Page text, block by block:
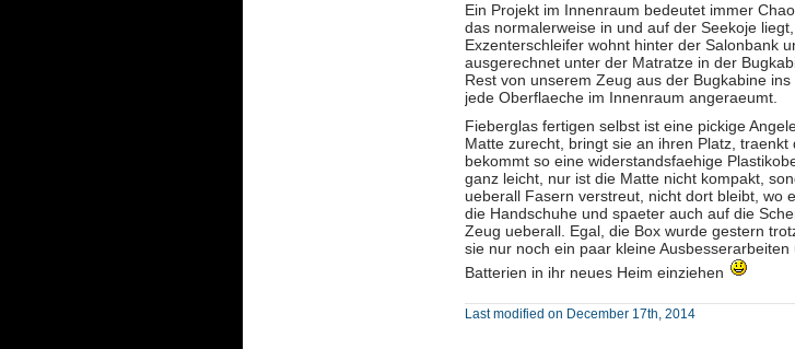
Ein Projekt im Innenraum bedeutet immer
das normalerweise in und auf der Seekoje
Exzenterschleifer wohnt hinter der Salonbank
ausgerechnet unter der Matratze in der
Rest von unserem Zeug aus der Bugkabine
jede Oberflaeche im Innenraum angeraeumt.
Fieberglas fertigen selbst ist eine pickige
Matte zurecht, bringt sie an ihren Platz, traenkt
bekommt so eine widerstandsfaehige
ganz leicht, nur ist die Matte nicht kompakt,
ueberall Fasern verstreut, nicht dort bleibt, wo
die Handschuhe und spaeter auch auf die
Zeug ueberall. Egal, die Box wurde gestern
sie nur noch ein paar kleine
Batterien in ihr neues Heim einziehen
Last modified on December 17th, 2014